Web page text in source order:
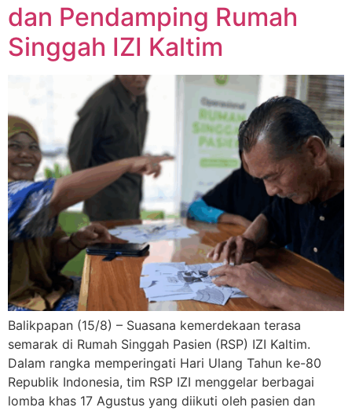
dan Pendamping Rumah
Singgah IZI Kaltim
Balikpapan (15/8) – Suasana kemerdekaan terasa
semarak di Rumah Singgah Pasien (RSP) IZI Kaltim.
Dalam rangka memperingati Hari Ulang Tahun ke-80
Republik Indonesia, tim RSP IZI menggelar berbagai
lomba khas 17 Agustus yang diikuti oleh pasien dan